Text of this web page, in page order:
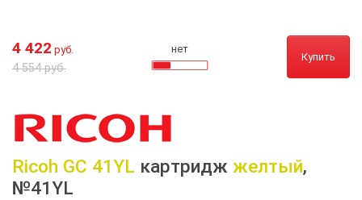
4 422 руб.
4 554 руб.
нет
Купить
Ricoh GC 41YL картридж желтый,
№41YL